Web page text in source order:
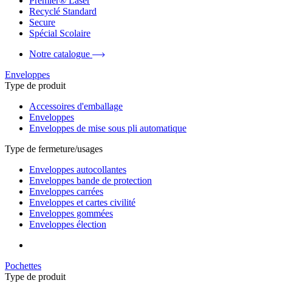
Recyclé Standard
Secure
Spécial Scolaire
Notre catalogue
Enveloppes
Type de produit
Accessoires d'emballage
Enveloppes
Enveloppes de mise sous pli automatique
Type de fermeture/usages
Enveloppes autocollantes
Enveloppes bande de protection
Enveloppes carrées
Enveloppes et cartes civilité
Enveloppes gommées
Enveloppes élection
Pochettes
Type de produit